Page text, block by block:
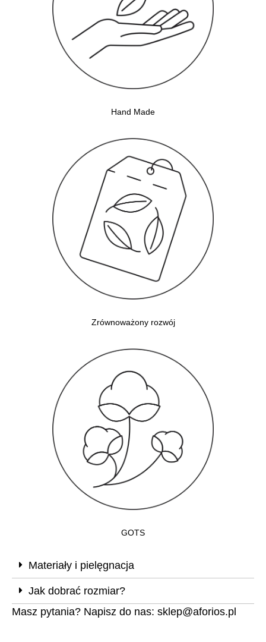
Hand Made
Zrównoważony rozwój
GOTS
Materiały i pielęgnacja
Jak dobrać rozmiar?
Masz pytania? Napisz do nas: sklep@aforios.pl